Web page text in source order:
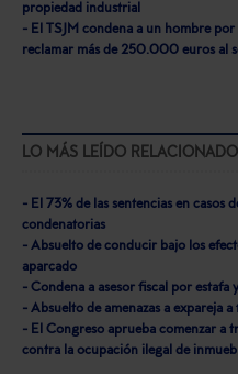
propiedad industrial
- El TSJM condena a un hombre
reclamar más de 250.000 euros al
LO MÁS LEÍDO RELACIONADO
- El 73% de las sentencias en
condenatorias
- Absuelto de conducir bajo los
aparcado
- Condena a asesor fiscal por estafa
- Absuelto de amenazas a expareja
- El Congreso aprueba comenzar a
contra la ocupación ilegal de